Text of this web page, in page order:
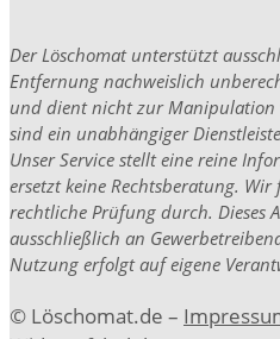
Der Löschomat unterstützt
Entfernung nachweislich
und dient nicht zur Manipulation
sind ein unabhängiger
Unser Service stellt eine reine
ersetzt keine Rechtsberatung.
rechtliche Prüfung durch. Dieses
ausschließlich an
Nutzung erfolgt auf eigene
© Löschomat.de –